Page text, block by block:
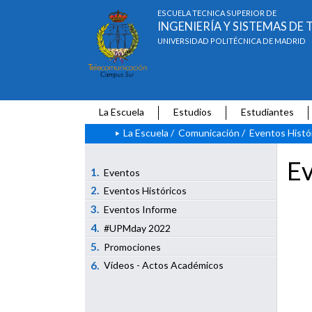
ESCUELA TÉCNICA SUPERIOR DE
INGENIERÍA Y SISTEMAS
UNIVERSIDAD POLITÉCNICA DE MADRID
La Escuela Estudios
Estudiantes
La Escuela / Comunicación / Eventos
1. Eventos
2. Eventos Históricos
3. Eventos Informe
4. #UPMday 2022
5. Promociones
6. Vídeos - Actos Académicos